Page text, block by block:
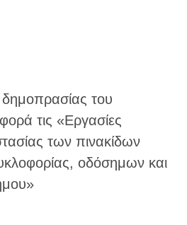
του
τις «Εργασίες
των πινακίδων
οδόσημων και